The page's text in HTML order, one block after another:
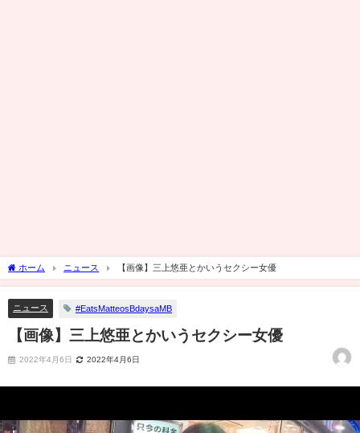
ホーム ニュース 【画像】三上悠亜とかいうセクシー女優
ニュース #EatsMatteosBdaysaMB
【画像】三上悠亜とかいうセクシー女優
2022年4月6日 2022年4月6日